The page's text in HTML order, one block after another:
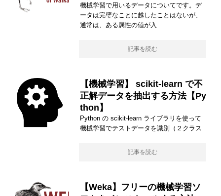
機械学習で用いるデータについてです。デ
ータは完璧なことに越したことはないが、
通常は、ある属性の値が入
記事を読む
【機械学習】 scikit-learn で不
正解データを抽出する方法【Py
thon】
Python の scikit-learn ライブラリを使って
機械学習でテストデータを識別（２クラス
記事を読む
【Weka】フリーの機械学習ソ